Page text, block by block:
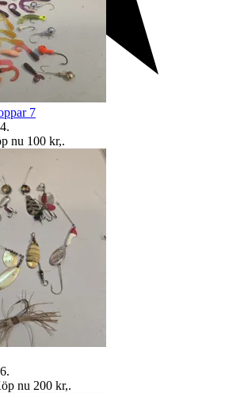
7
.
nu 100 kr,.
.
nu 200 kr,.